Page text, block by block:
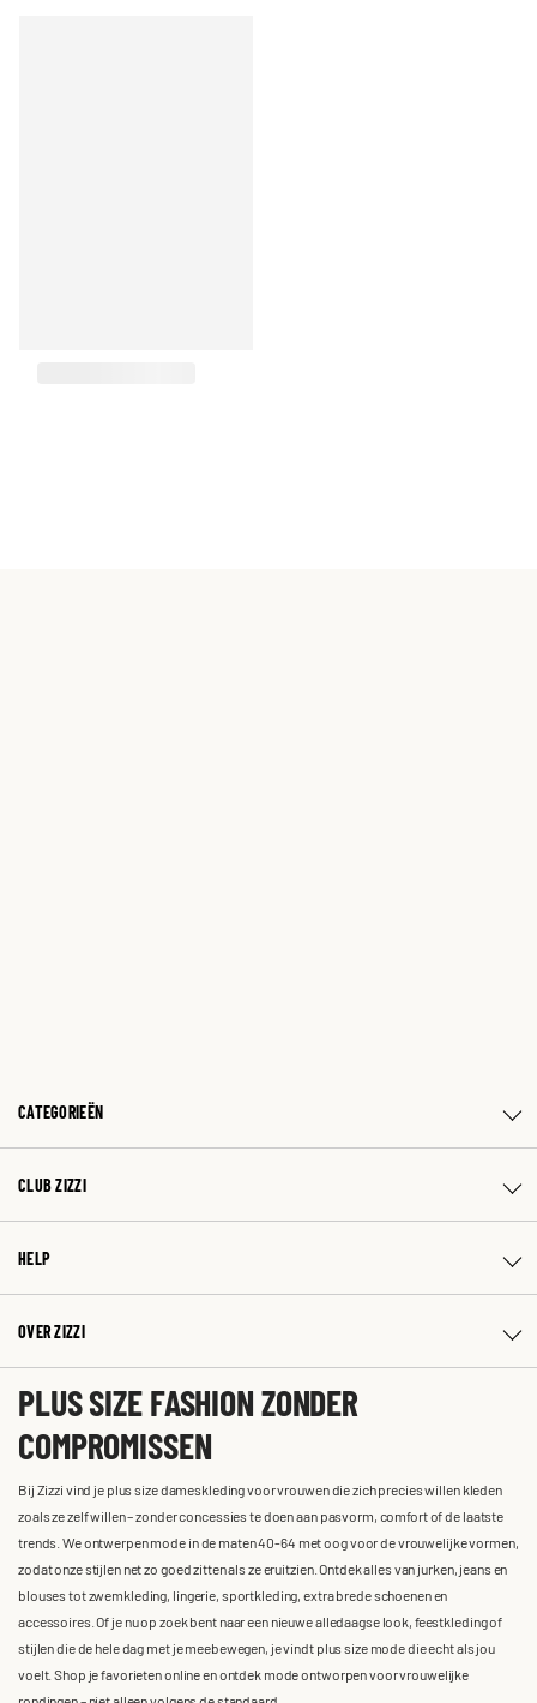
CATEGORIEËN
CLUB ZIZZI
HELP
OVER ZIZZI
PLUS SIZE FASHION ZONDER
COMPROMISSEN
Bij Zizzi vind je plus size dameskleding voor vrouwen die zich precies willen kleden
zoals ze zelf willen – zonder concessies te doen aan pasvorm, comfort of de laatste
trends. We ontwerpen mode in de maten 40-64 met oog voor de vrouwelijke vormen,
zodat onze stijlen net zo goed zitten als ze eruitzien. Ontdek alles van jurken, jeans en
blouses tot zwemkleding, lingerie, sportkleding, extra brede schoenen en
accessoires. Of je nu op zoek bent naar een nieuwe alledaagse look, feestkleding of
stijlen die de hele dag met je meebewegen, je vindt plus size mode die echt als jou
voelt. Shop je favorieten online en ontdek mode ontworpen voor vrouwelijke